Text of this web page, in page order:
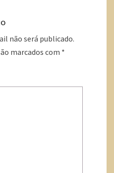
não será publicado.
marcados com *